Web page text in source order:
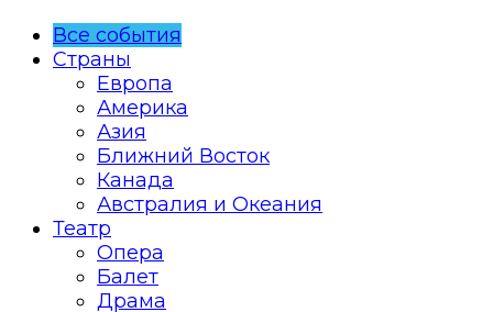
Все события
Страны
Европа
Америка
Азия
Ближний Восток
Канада
Австралия и Океания
Театр
Опера
Балет
Драма